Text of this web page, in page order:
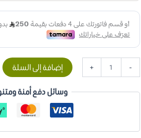
-
+ إضافة إلى السلة
وسائل دفع أمنة